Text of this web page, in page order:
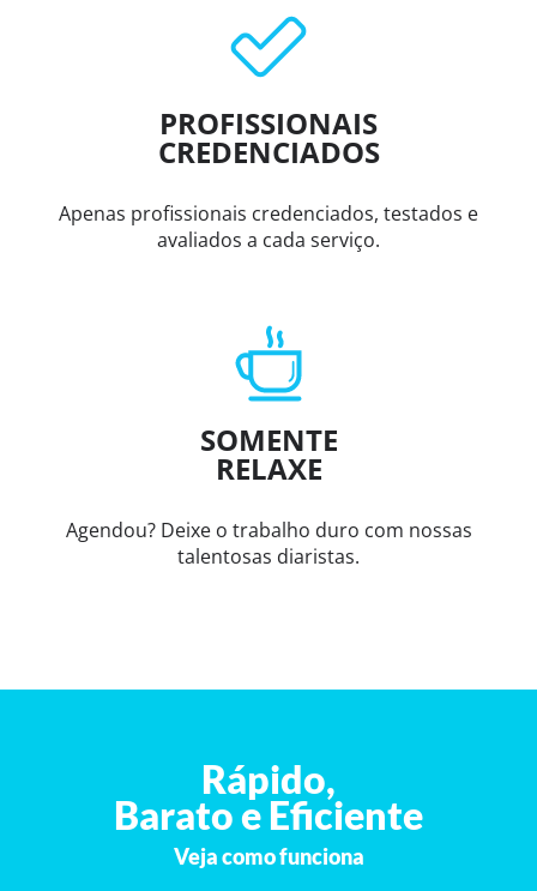
PROFISSIONAIS
CREDENCIADOS
Apenas profissionais credenciados, testados e
avaliados a cada serviço.
SOMENTE
RELAXE
Agendou? Deixe o trabalho duro com nossas
talentosas diaristas.
Rápido,
Barato e Eficiente
Veja como funciona